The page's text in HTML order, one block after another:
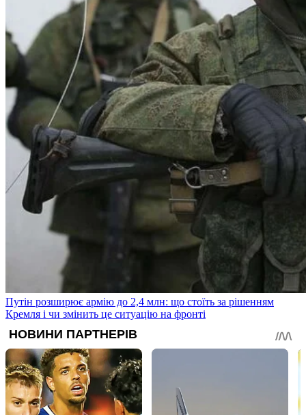
Путін розширює армію до 2,4 млн: що стоїть за рішенням
Кремля і чи змінить це ситуацію на фронті